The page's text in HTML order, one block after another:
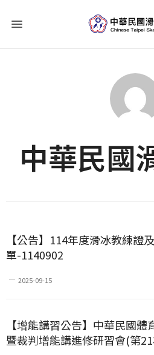
中華民國
【公告】114年度滑冰教練證
單-1140902
2025-09-15
【增能講習公告】中華民國
暨裁判增能講進修研習會(第